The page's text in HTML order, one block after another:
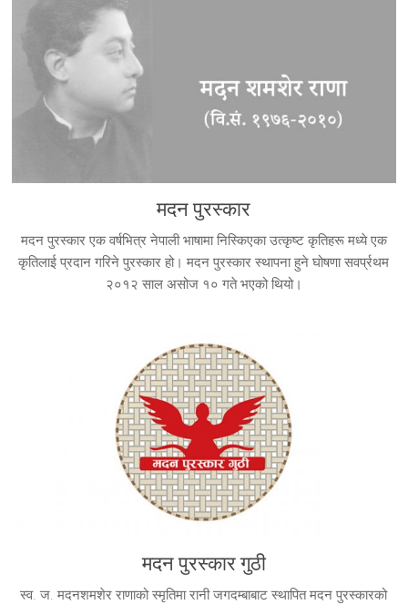
मदन पुरस्कार
मदन पुरस्कार एक वर्षभित्र नेपाली भाषामा निस्किएका उत्कृष्ट कृतिहरू मध्ये एक
कृतिलाई प्रदान गरिने पुरस्कार हो। मदन पुरस्कार स्थापना हुने घोषणा सवर्प्रथम
२०१२ साल असोज १० गते भएको थियो।
मदन पुरस्कार गुठी
स्व. ज. मदनशमशेर राणाको स्मृतिमा रानी जगदम्बाबाट स्थापित मदन पुरस्कारको